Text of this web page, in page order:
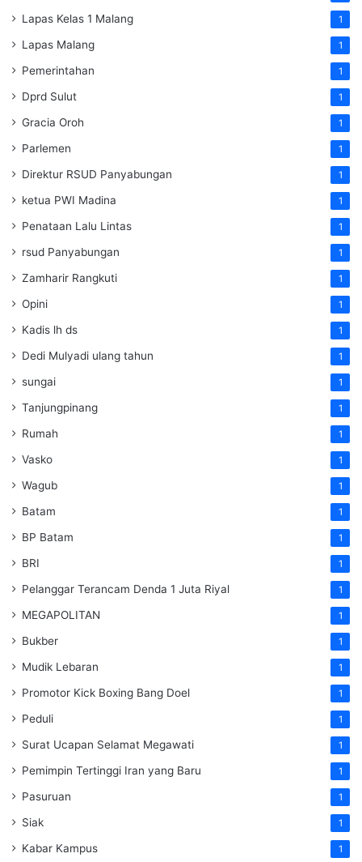
Lapas Kelas 1 Malang 1
Lapas Malang 1
Pemerintahan 1
Dprd Sulut 1
Gracia Oroh 1
Parlemen 1
Direktur RSUD Panyabungan 1
ketua PWI Madina 1
Penataan Lalu Lintas 1
rsud Panyabungan 1
Zamharir Rangkuti 1
Opini 1
Kadis lh ds 1
Dedi Mulyadi ulang tahun 1
sungai 1
Tanjungpinang 1
Rumah 1
Vasko 1
Wagub 1
Batam 1
BP Batam 1
BRI 1
Pelanggar Terancam Denda 1 Juta Riyal 1
MEGAPOLITAN 1
Bukber 1
Mudik Lebaran 1
Promotor Kick Boxing Bang Doel 1
Peduli 1
Surat Ucapan Selamat Megawati 1
Pemimpin Tertinggi Iran yang Baru 1
Pasuruan 1
Siak 1
Kabar Kampus 1